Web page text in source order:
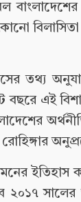
তথ্য
বছরে এই
২০১৭